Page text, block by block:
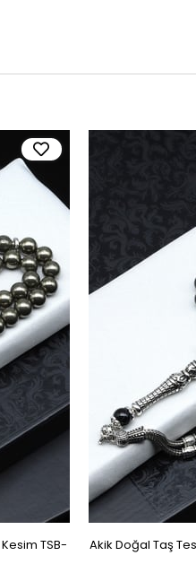
TSB-
Akik Doğal Taş